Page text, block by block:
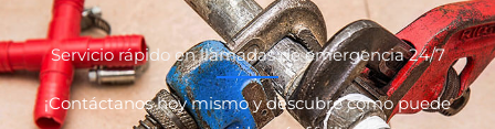
Servicio rápido en llamadas de emergencia 24/7
¡Contáctanos hoy mismo y descubre cómo puede